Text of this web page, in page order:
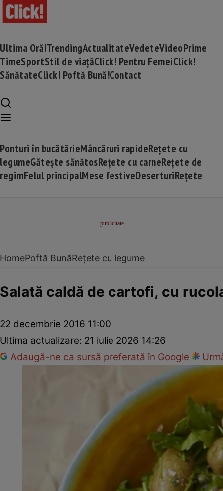
Ultima Oră!TrendingActualitateVedeteVideoPrime
TimeSportStil de viațăClick! Pentru FemeiClick!
SănătateClick! Poftă Bună!Contact
Ponturi în bucătărieMâncăruri rapideRețete cu
legumeGătește sănătosRețete cu carneRețete de
regimFelul principalMese festiveDeserturiRețete
HomePoftă BunăRețete cu legume
Salată caldă de cartofi, cu
22 decembrie 2016 11:00
Ultima actualizare: 21 iulie 2026 14:26
Adaugă-ne ca sursă preferată în Google